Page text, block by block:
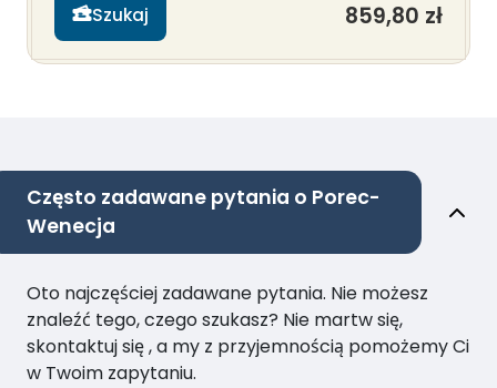
Szukaj 859,80 zł
Często zadawane pytania o Porec-
Wenecja
Oto najczęściej zadawane pytania. Nie możesz
znaleźć tego, czego szukasz? Nie martw się,
skontaktuj się , a my z przyjemnością pomożemy Ci
w Twoim zapytaniu.